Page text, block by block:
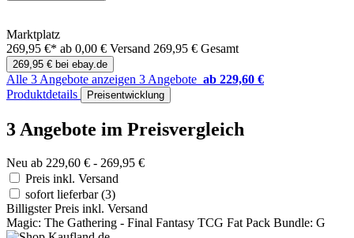
Marktplatz
269,95 €* ab 0,00 € Versand 269,95 € Gesamt
269,95 € bei ebay.de
Alle 3 Angebote anzeigen 3 Angebote ab 229,60 €
Produktdetails
Preisentwicklung
3 Angebote im Preisvergleich
Neu ab 229,60 € - 269,95 €
Preis inkl. Versand
sofort lieferbar(3)
Billigster Preis inkl. Versand
Magic: The Gathering - Final Fantasy TCG Fat Pack Bundle: G